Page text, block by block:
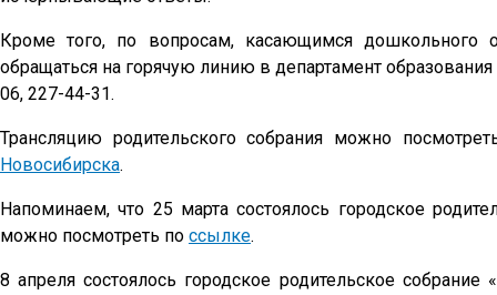
Кроме того, по вопросам, касающимся дошкольного
обращаться на горячую линию в департамент
06, 227-44-31.
Трансляцию родительского собрания можно
Новосибирска.
Напоминаем, что 25 марта состоялось городское
можно посмотреть по ссылке.
8 апреля состоялось городское родительское